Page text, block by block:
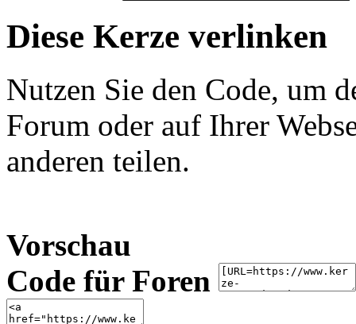
Diese Kerze verlinken
Nutzen Sie den Code, um
Forum oder auf Ihrer
anderen teilen.
Vorschau
Code für Foren